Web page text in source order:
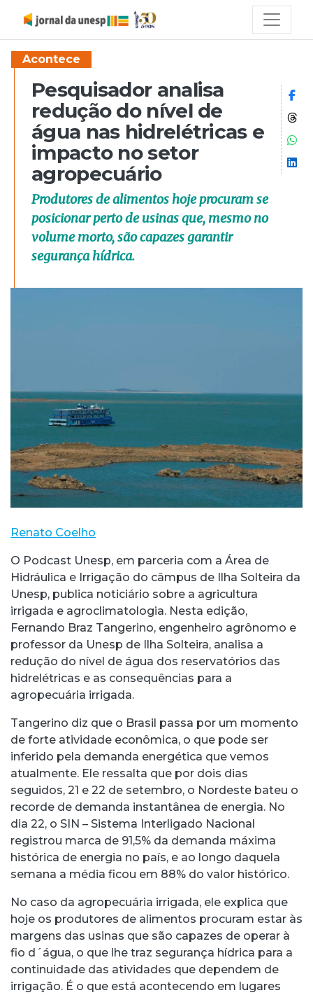
Acontece
Pesquisador analisa
redução do nível de
água nas hidrelétricas e
impacto no setor
agropecuário
Produtores de alimentos hoje procuram se
posicionar perto de usinas que, mesmo no
volume morto, são capazes garantir
segurança hídrica.
Renato Coelho
O Podcast Unesp, em parceria com a Área de
Hidráulica e Irrigação do câmpus de Ilha Solteira da
Unesp, publica noticiário sobre a agricultura
irrigada e agroclimatologia. Nesta edição,
Fernando Braz Tangerino, engenheiro agrônomo e
professor da Unesp de Ilha Solteira, analisa a
redução do nível de água dos reservatórios das
hidrelétricas e as consequências para a
agropecuária irrigada.
Tangerino diz que o Brasil passa por um momento
de forte atividade econômica, o que pode ser
inferido pela demanda energética que vemos
atualmente. Ele ressalta que por dois dias
seguidos, 21 e 22 de setembro, o Nordeste bateu o
recorde de demanda instantânea de energia. No
dia 22, o SIN – Sistema Interligado Nacional
registrou marca de 91,5% da demanda máxima
histórica de energia no país, e ao longo daquela
semana a média ficou em 88% do valor histórico.
No caso da agropecuária irrigada, ele explica que
hoje os produtores de alimentos procuram estar às
margens das usinas que são capazes de operar à
fio d´água, o que lhe traz segurança hídrica para a
continuidade das atividades que dependem de
irrigação. É o que está acontecendo em lugares